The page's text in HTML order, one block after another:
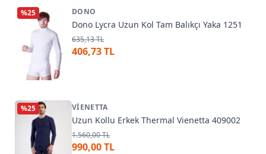
%25 DONO
Dono Lycra Uzun Kol Tam Balıkçı Yaka 1251
635,13 TL
406,73 TL
%25 VIENETTA
Uzun Kollu Erkek Thermal Vienetta 409002
1.560,00 TL
990,00 TL